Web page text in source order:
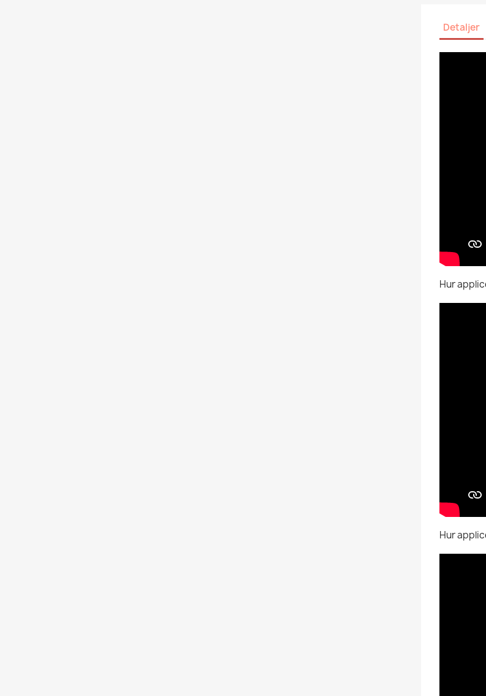
Detaljer
Hur
Hur